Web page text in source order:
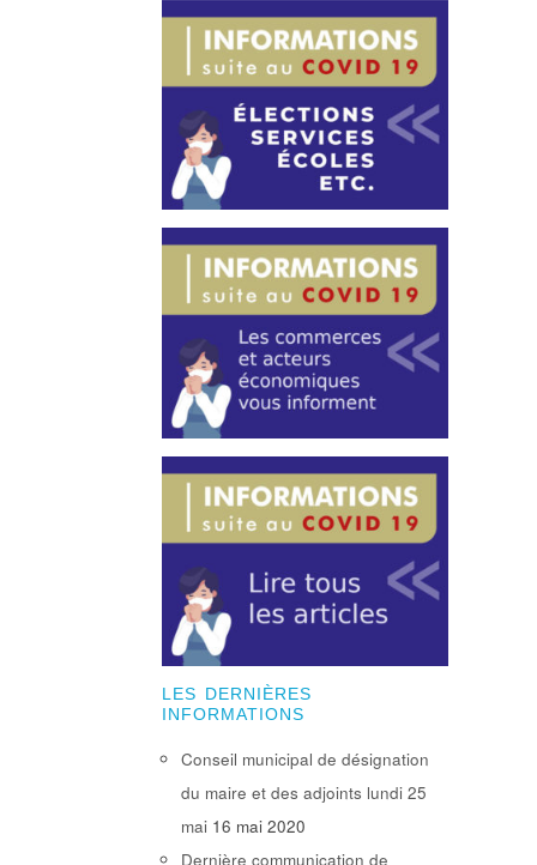
LES DERNIÈRES
INFORMATIONS
Conseil municipal de désignation
du maire et des adjoints lundi 25
mai 16 mai 2020
Dernière communication de